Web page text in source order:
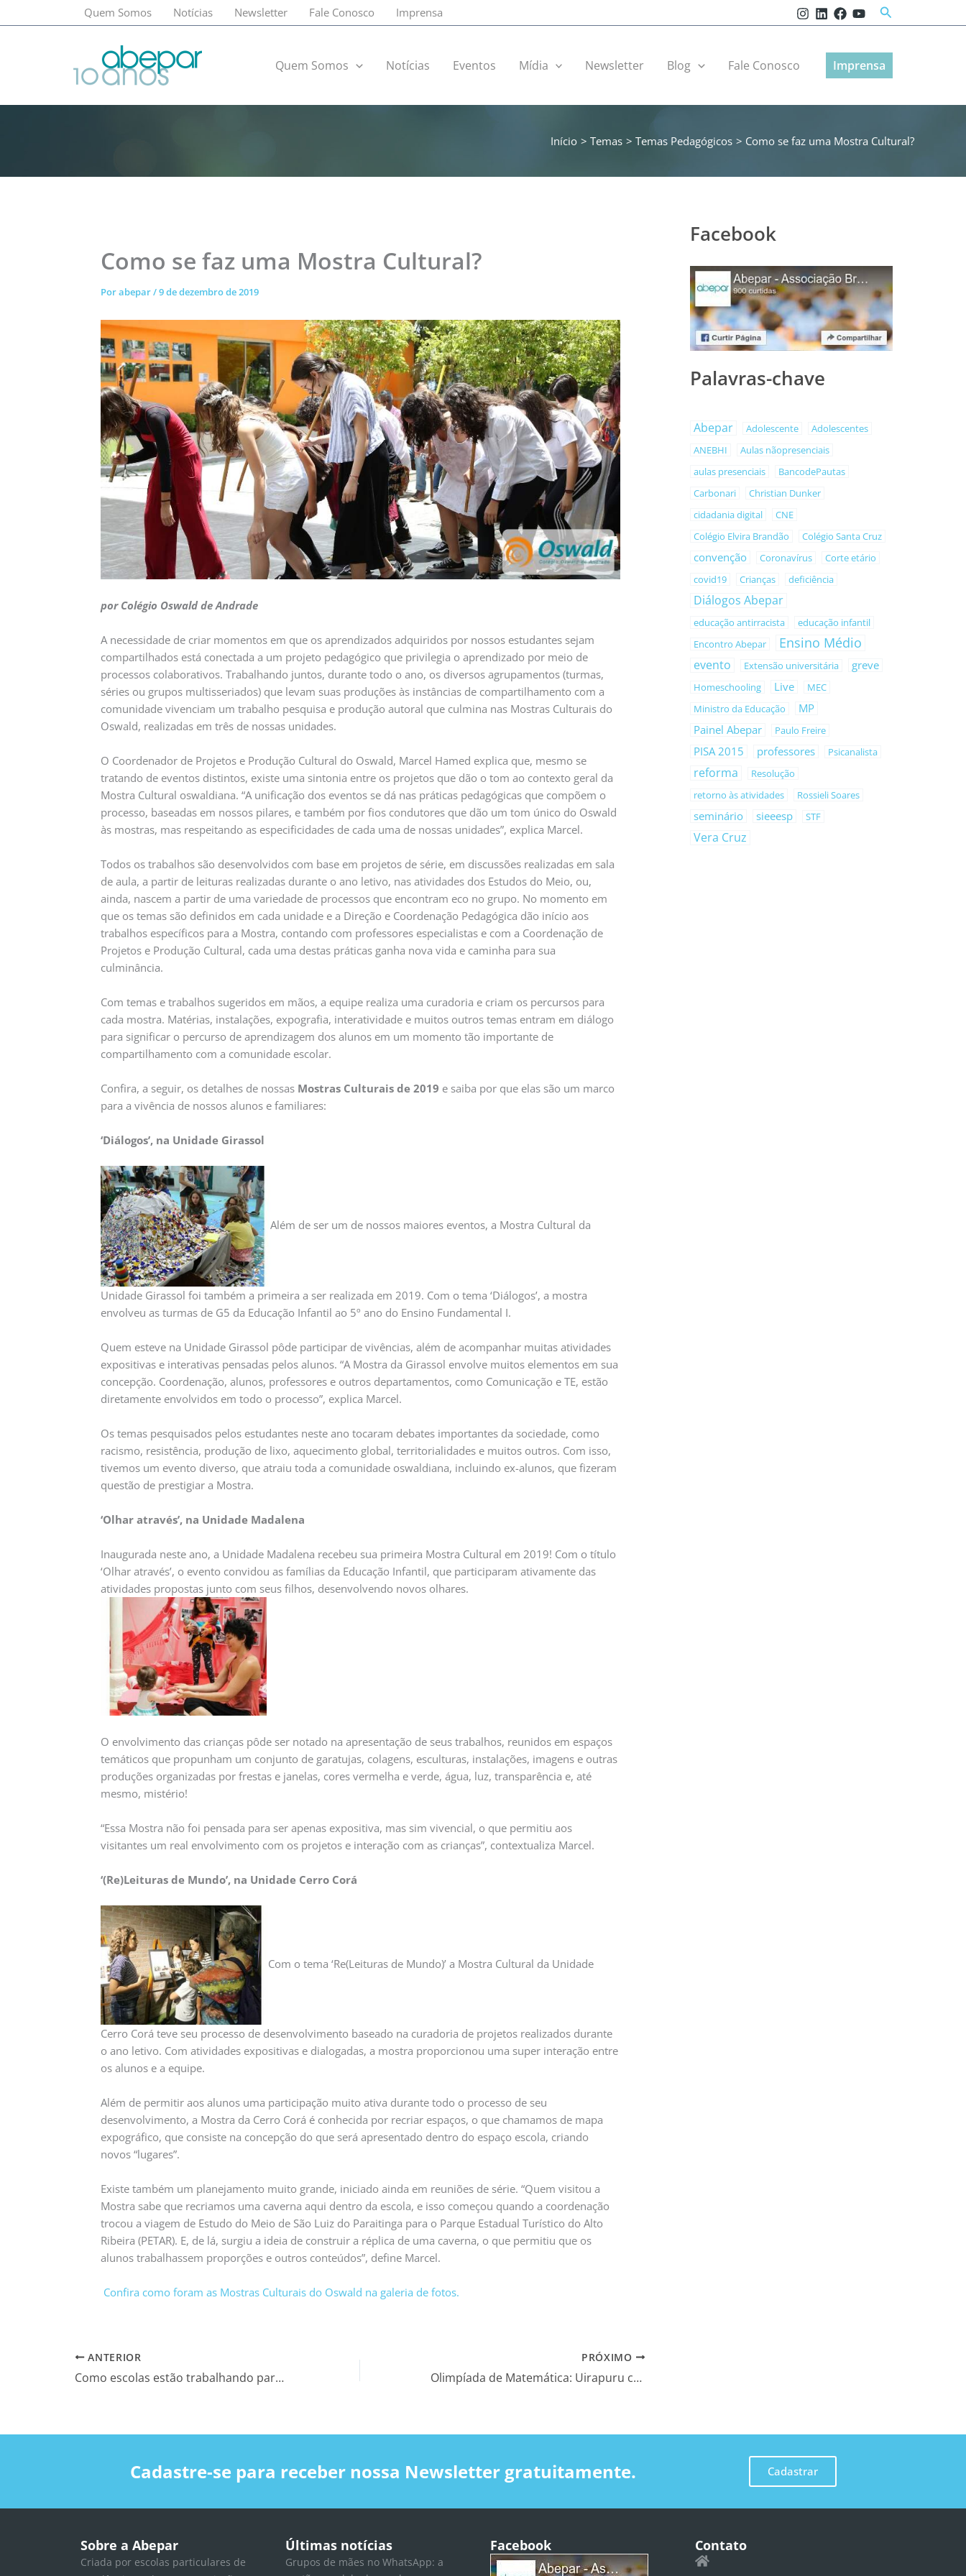
para
Quem Somos Notícias Newsletter Fale Conosco Imprensa Pesquisar
Quem Somos Notícias Eventos Mídia Newsletter Blog Fale Conosco Imprensa
Início Temas Temas Pedagógicos Como se faz uma Mostra Cultural?
Como se faz uma Mostra Cultural?
Porabepar/9 de dezembro de 2019
por Colégio Oswald de Andrade
A necessidade de criar momentos em que os aprendizados adquiridos por nossos estudantes sejam
compartilhados está conectada a um projeto pedagógico que privilegia o aprendizado por meio de
processos colaborativos. Trabalhando juntos, durante todo o ano, os diversos agrupamentos (turmas,
séries ou grupos multisseriados) que levam suas produções às instâncias de compartilhamento com a
comunidade vivenciam um trabalho pesquisa e produção autoral que culmina nas Mostras Culturais do
Oswald, realizadas em três de nossas unidades.
O Coordenador de Projetos e Produção Cultural do Oswald, Marcel Hamed explica que, mesmo se
tratando de eventos distintos, existe uma sintonia entre os projetos que dão o tom ao contexto geral da
Mostra Cultural oswaldiana. “A unificação dos eventos se dá nas práticas pedagógicas que compõem o
processo, baseadas em nossos pilares, e também por fios condutores que dão um tom único do Oswald
às mostras, mas respeitando as especificidades de cada uma de nossas unidades”, explica Marcel.
Todos os trabalhos são desenvolvidos com base em projetos de série, em discussões realizadas em sala
de aula, a partir de leituras realizadas durante o ano letivo, nas atividades dos Estudos do Meio, ou,
ainda, nascem a partir de uma variedade de processos que encontram eco no grupo. No momento em
que os temas são definidos em cada unidade e a Direção e Coordenação Pedagógica dão início aos
trabalhos específicos para a Mostra, contando com professores especialistas e com a Coordenação de
Projetos e Produção Cultural, cada uma destas práticas ganha nova vida e caminha para sua
culminância.
Com temas e trabalhos sugeridos em mãos, a equipe realiza uma curadoria e criam os percursos para
cada mostra. Matérias, instalações, expografia, interatividade e muitos outros temas entram em diálogo
para significar o percurso de aprendizagem dos alunos em um momento tão importante de
compartilhamento com a comunidade escolar.
Confira, a seguir, os detalhes de nossas Mostras Culturais de 2019 e saiba por que elas são um marco
para a vivência de nossos alunos e familiares:
‘Diálogos’, na Unidade Girassol
Além de ser um de nossos maiores eventos, a Mostra Cultural da
Unidade Girassol foi também a primeira a ser realizada em 2019. Com o tema ‘Diálogos’, a mostra
envolveu as turmas de G5 da Educação Infantil ao 5º ano do Ensino Fundamental I.
Quem esteve na Unidade Girassol pôde participar de vivências, além de acompanhar muitas atividades
expositivas e interativas pensadas pelos alunos. “A Mostra da Girassol envolve muitos elementos em sua
concepção. Coordenação, alunos, professores e outros departamentos, como Comunicação e TE, estão
diretamente envolvidos em todo o processo”, explica Marcel.
Os temas pesquisados pelos estudantes neste ano tocaram debates importantes da sociedade, como
racismo, resistência, produção de lixo, aquecimento global, territorialidades e muitos outros. Com isso,
tivemos um evento diverso, que atraiu toda a comunidade oswaldiana, incluindo ex-alunos, que fizeram
questão de prestigiar a Mostra.
‘Olhar através’, na Unidade Madalena
Inaugurada neste ano, a Unidade Madalena recebeu sua primeira Mostra Cultural em 2019! Com o título
‘Olhar através’, o evento convidou as famílias da Educação Infantil, que participaram ativamente das
atividades propostas junto com seus filhos, desenvolvendo novos olhares.
O envolvimento das crianças pôde ser notado na apresentação de seus trabalhos, reunidos em espaços
temáticos que propunham um conjunto de garatujas, colagens, esculturas, instalações, imagens e outras
produções organizadas por frestas e janelas, cores vermelha e verde, água, luz, transparência e, até
mesmo, mistério!
“Essa Mostra não foi pensada para ser apenas expositiva, mas sim vivencial, o que permitiu aos
visitantes um real envolvimento com os projetos e interação com as crianças”, contextualiza Marcel.
‘(Re)Leituras de Mundo’, na Unidade Cerro Corá
Com o tema ‘Re(Leituras de Mundo)’ a Mostra Cultural da Unidade
Cerro Corá teve seu processo de desenvolvimento baseado na curadoria de projetos realizados durante
o ano letivo. Com atividades expositivas e dialogadas, a mostra proporcionou uma super interação entre
os alunos e a equipe.
Além de permitir aos alunos uma participação muito ativa durante todo o processo de seu
desenvolvimento, a Mostra da Cerro Corá é conhecida por recriar espaços, o que chamamos de mapa
expográfico, que consiste na concepção do que será apresentado dentro do espaço escola, criando
novos “lugares”.
Existe também um planejamento muito grande, iniciado ainda em reuniões de série. “Quem visitou a
Mostra sabe que recriamos uma caverna aqui dentro da escola, e isso começou quando a coordenação
trocou a viagem de Estudo do Meio de São Luiz do Paraitinga para o Parque Estadual Turístico do Alto
Ribeira (PETAR). E, de lá, surgiu a ideia de construir a réplica de uma caverna, o que permitiu que os
alunos trabalhassem proporções e outros conteúdos”, define Marcel.
Confira como foram as Mostras Culturais do Oswald na galeria de fotos.
ANTERIOR
Como escolas estão trabalhando para evitar a reprovação de seus alunos?
PRÓXIMO
Olimpíada de Matemática: Uirapuru celebra resultados de seus alunos
Facebook
Palavras-chave
Abepar Adolescente
Adolescentes
ANEBHI
Aulas nãopresenciais
aulas presenciais
BancodePautas
Carbonari
Christian Dunker
cidadania digital
CNE
Colégio Elvira Brandão
Colégio Santa Cruz
convenção Coronavírus
Corte etário
covid19
Crianças deficiência
Diálogos Abepar
educação antirracista
educação infantil
Encontro Abepar
Ensino Médio
evento Extensão universitária greve
Homeschooling Live
MEC
Ministro da Educação
MP
Painel Abepar
Paulo Freire
PISA 2015 professores Psicanalista
reforma
Resolução
retorno às atividades
Rossieli Soares
seminário sieeesp STF
Vera Cruz
Cadastre-se para receber nossa Newsletter gratuitamente. Cadastrar
Sobre a Abepar
Criada por escolas particulares de
Últimas notícias
Grupos de mães no WhatsApp: a
Facebook Contato